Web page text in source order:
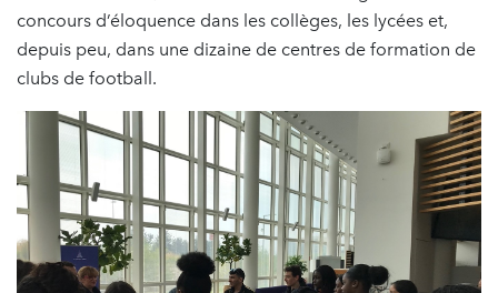
concours d’éloquence dans les collèges, les lycées et,
depuis peu, dans une dizaine de centres de formation de
clubs de football.